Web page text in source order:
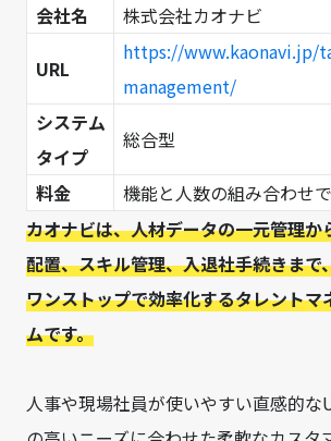
会社名
株式会社カオナビ
URL
https://www.kaonavi.jp/
management/
システム
タイプ
総合型
料金
機能と人数の組み合わせ
カオナビは、人材データの一元管理か
配置、スキル管理、入退社手続きまで
ワンストップで効率化するタレントマ
ムです。
人事や現場社員が使いやすい直感的な